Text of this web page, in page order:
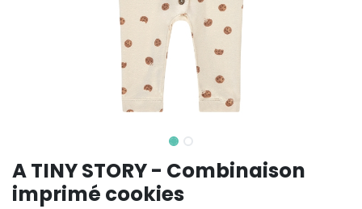
A TINY STORY - Combinaison
imprimé cookies